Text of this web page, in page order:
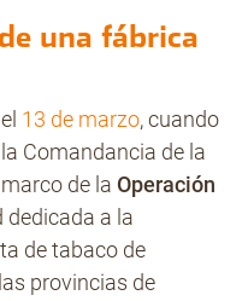
una fábrica
13 de marzo, cuando
Comandancia de la
de la Operación
dedicada a la
de tabaco de
provincias de